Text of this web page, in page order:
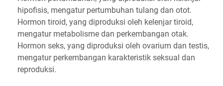
hipofisis, mengatur pertumbuhan tulang dan otot.
Hormon tiroid, yang diproduksi oleh kelenjar tiroid,
mengatur metabolisme dan perkembangan otak.
Hormon seks, yang diproduksi oleh ovarium dan testis,
mengatur perkembangan karakteristik seksual dan
reproduksi.